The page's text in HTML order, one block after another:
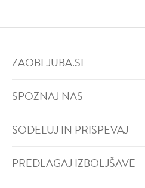
ZAOBLJUBA.SI
SPOZNAJ NAS
SODELUJ IN PRISPEVAJ
PREDLAGAJ IZBOLJŠAVE